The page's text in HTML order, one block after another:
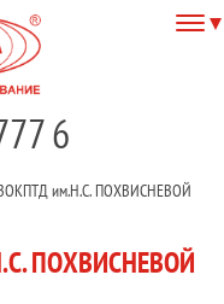
6
им.Н.С. ПОХВИСНЕВОЙ
ПОХВИСНЕВОЙ